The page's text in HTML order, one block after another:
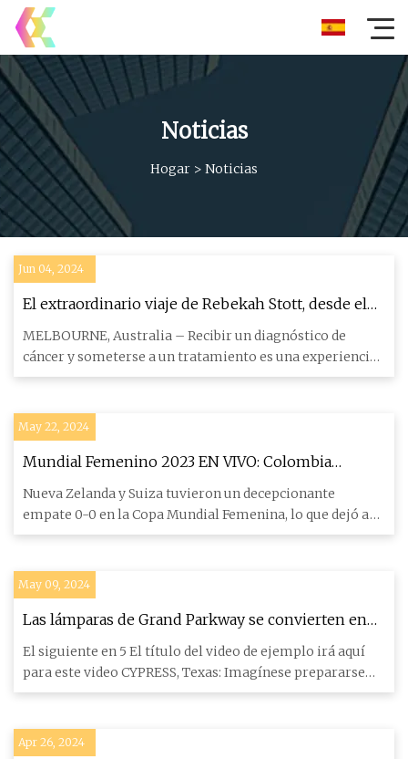
Noticias
Hogar > Noticias
Jun 04, 2024
El extraordinario viaje de Rebekah Stott, desde el
diagnóstico de cáncer hasta la Copa del Mundo
MELBOURNE, Australia – Recibir un diagnóstico de
cáncer y someterse a un tratamiento es una experiencia
que cambia la v
May 22, 2024
Mundial Femenino 2023 EN VIVO: Colombia
sorprende a Alemania con la última
Nueva Zelanda y Suiza tuvieron un decepcionante
empate 0-0 en la Copa Mundial Femenina, lo que dejó a
los coanfitriones
May 09, 2024
Las lámparas de Grand Parkway se convierten en
una molestia para los vecinos
El siguiente en 5 El título del video de ejemplo irá aquí
para este video CYPRESS, Texas: Imagínese prepararse
para ir a
Apr 26, 2024